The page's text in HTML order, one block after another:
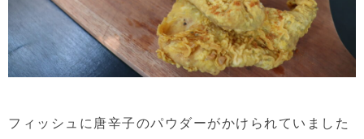
フィッシュに唐辛子のパウダーがかけられていました